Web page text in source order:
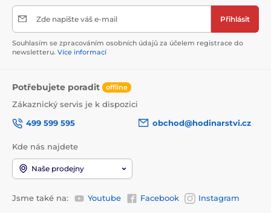
Zde napište váš e-mail Přihlásit
Souhlasím se zpracováním osobních údajů za účelem registrace do
newsletteru. Více informací
Potřebujete poradit offline
Zákaznický servis je k dispozici
499 599 595
obchod@hodinarstvi.cz
Kde nás najdete
Naše prodejny
Jsme také na: Youtube Facebook Instagram